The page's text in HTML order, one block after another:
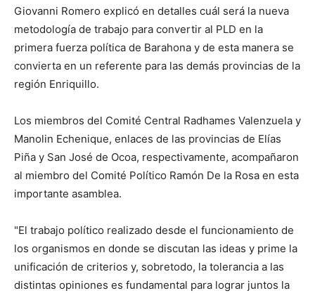
Giovanni Romero explicó en detalles cuál será la nueva
metodología de trabajo para convertir al PLD en la
primera fuerza política de Barahona y de esta manera se
convierta en un referente para las demás provincias de la
región Enriquillo.
Los miembros del Comité Central Radhames Valenzuela y
Manolin Echenique, enlaces de las provincias de Elías
Piña y San José de Ocoa, respectivamente, acompañaron
al miembro del Comité Político Ramón De la Rosa en esta
importante asamblea.
"El trabajo político realizado desde el funcionamiento de
los organismos en donde se discutan las ideas y prime la
unificación de criterios y, sobretodo, la tolerancia a las
distintas opiniones es fundamental para lograr juntos la